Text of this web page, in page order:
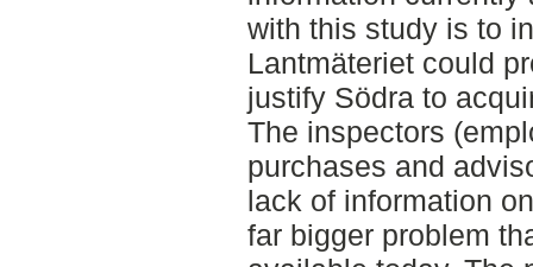
with this study is to
Lantmäteriet could
justify Södra to
The inspectors
purchases and
lack of information
far bigger problem